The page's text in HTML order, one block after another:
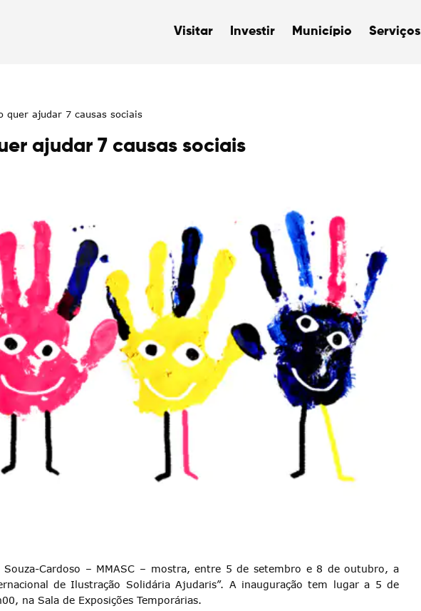
Visitar Investir Município Serviços
quer ajudar 7 causas sociais
ajudar 7 causas sociais
Souza-Cardoso – MMASC – mostra, entre 5 de setembro e 8 de outubro, a
de Ilustração Solidária Ajudaris”. A inauguração tem lugar a 5 de
na Sala de Exposições Temporárias.